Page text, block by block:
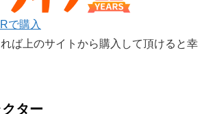
で購入
れば上のサイトから購入して頂けると幸
ター